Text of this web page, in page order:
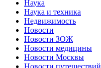
Наука
Наука и техника
Недвижимость
Новости
Новости ЗОЖ
Новости медицины
Новости Москвы
Новости путешествий